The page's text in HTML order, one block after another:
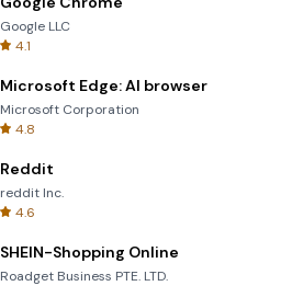
Google LLC
4.1
Microsoft Edge: AI browser
Microsoft Corporation
4.8
Reddit
reddit Inc.
4.6
SHEIN-Shopping Online
Roadget Business PTE. LTD.